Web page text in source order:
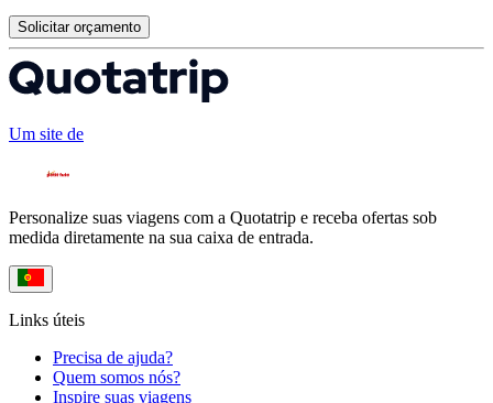
Solicitar orçamento
Um site de
Personalize suas viagens com a Quotatrip e receba ofertas sob
medida diretamente na sua caixa de entrada.
Links úteis
Precisa de ajuda?
Quem somos nós?
Inspire suas viagens